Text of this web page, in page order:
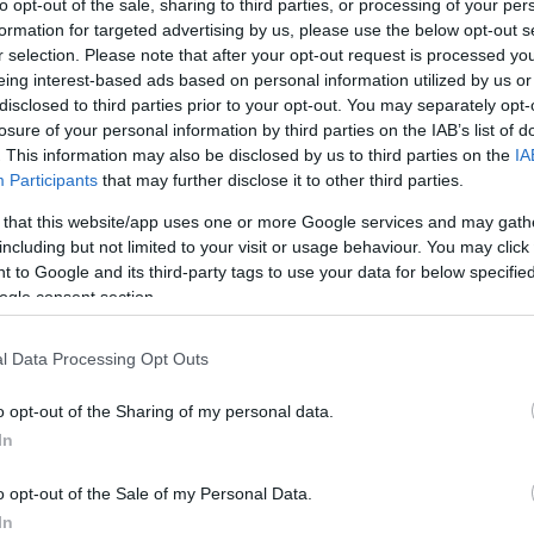
opt-out of the sale, sharing to third parties, or processing of your
for targeted advertising by us, please use the below opt-out
selection. Please note that after your opt-out request is processed
interest-based ads based on personal information utilized by us
to third parties prior to your opt-out. You may separately
of your personal information by third parties on the IAB’s list of
This information may also be disclosed by us to third parties on the
Participants that may further disclose it to other third parties.
that this website/app uses one or more Google services and may
but not limited to your visit or usage behaviour. You may
to Google and its third-party tags to use your data for below
consent section.
Data Processing Opt Outs
opt-out of the Sharing of my personal data.
opt-out of the Sale of my Personal Data.
odmienny
spodniom